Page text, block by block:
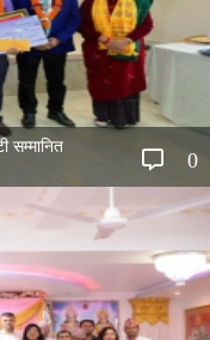
0
सम्मानित